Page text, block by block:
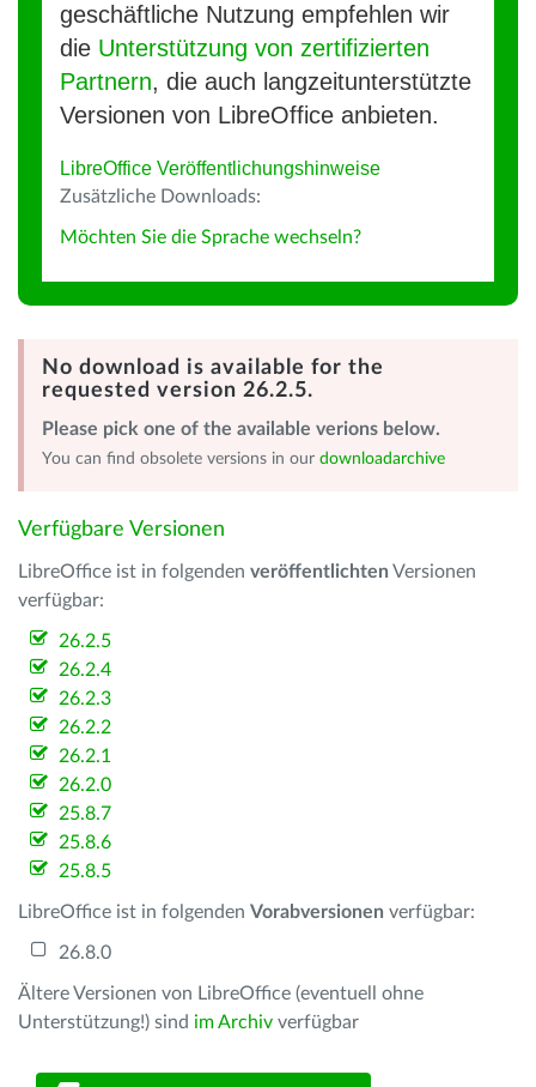
geschäftliche Nutzung empfehlen wir
die Unterstützung von zertifizierten
Partnern, die auch langzeitunterstützte
Versionen von LibreOffice anbieten.
LibreOffice Veröffentlichungshinweise
Zusätzliche Downloads:
Möchten Sie die Sprache wechseln?
No download is available for the
requested version 26.2.5.
Please pick one of the available verions below.
You can find obsolete versions in our downloadarchive
Verfügbare Versionen
LibreOffice ist in folgenden veröffentlichten Versionen
verfügbar:
26.2.5
26.2.4
26.2.3
26.2.2
26.2.1
26.2.0
25.8.7
25.8.6
25.8.5
LibreOffice ist in folgenden Vorabversionen verfügbar:
26.8.0
Ältere Versionen von LibreOffice (eventuell ohne
Unterstützung!) sind im Archiv verfügbar